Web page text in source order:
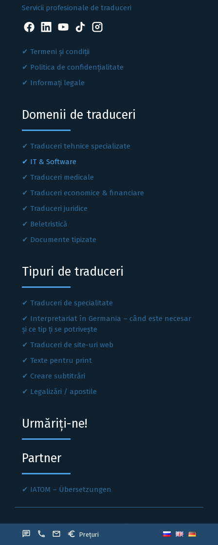
chat WhatsApp
call 01636299796
email info@sprachen-
euro Prețuri
Servicii profesionale de traduceri
Termeni și condiții
Politica de confidențialitate
Informați legale
Domenii de traduceri
Traduceri tehnice specializate
IT & Software
Traduceri medicale
Traduceri economice & financiare
Traduceri juridice
Beletristică
Documente tipizate
Tipuri de traduceri
Traduceri de specialitate
Interpretariat în Germania – când este necesar
și ce tip ți se potrivește
Traduceri de site-uri web
Texte pentru print
Creare subtitrări
Legalizări / apostile
Urmăriți-ne!
Partner
IATOM – Übersetzungen
Sprachen Express© 2021. All Rights Reserved.